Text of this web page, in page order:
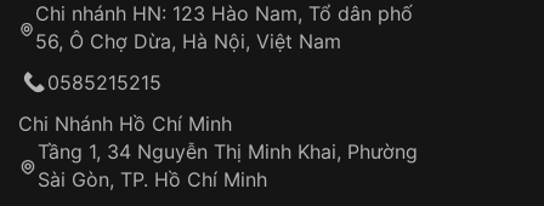
Từ khóa SEO:
Đảm bảo quyền lợi khách hàng
Đồng hành cùng khách hàng trong suốt quá
trình sử dụng
Chi nhánh HN: 123 Hào Nam, Tổ dân phố
56, Ô Chợ Dừa, Hà Nội, Việt Nam
0585215215
Chi Nhánh Hồ Chí Minh
Tầng 1, 34 Nguyễn Thị Minh Khai, Phường
Sài Gòn, TP. Hồ Chí Minh